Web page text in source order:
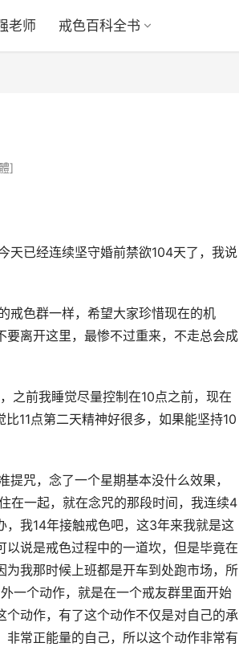
老师 戒色百科全书
]
天已经连续坚守婚前禁欲104天了，我说
戒色群一样，希望大家珍惜现在的机
离开这里，最惨不过重来，不走总会成
之前我睡觉尽量控制在10点之前，现在
11点第二天精神好很多，如果能坚持10
咒，念了一个星期基本没什么效果，
在一起，就在念咒的那段时间，我连续4
我14年接触戒色吧，这3年来我就是这
说是戒色过程中的一道坎，但是毕竟在
我那时候上班都是开车到处跑市场，所
一个动作，就是在一个戒友群里面开始
动作，有了这个动作不仅是对自己的承
常正能量的自己，所以这个动作非常有